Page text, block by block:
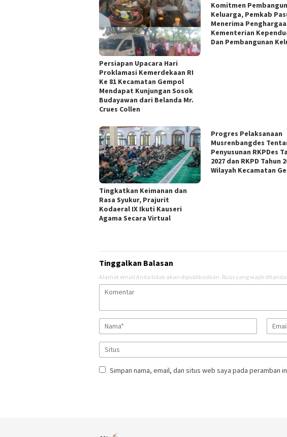
Persiapan Upacara Hari
Proklamasi Kemerdekaan RI
Ke 81 Kecamatan Gempol
Mendapat Kunjungan Sosok
Budayawan dari Belanda Mr.
Crues Collen
Komitmen
Keluarga, Pemkab
Menerima
Kementerian
Dan Pembangunan
Tingkatkan Keimanan dan
Rasa Syukur, Prajurit
Kodaeral IX Ikuti Kauseri
Agama Secara Virtual
Progres Pelaksanaan
Musrenbangdes
Penyusunan RKPDes
2027 dan RKPD Tahun
Wilayah Kecamatan
Tinggalkan Balasan
Alamat email Anda tidak akan dipublikasikan. Ruas yang wajib ditandai
Simpan nama, email, dan situs web saya pada peramban